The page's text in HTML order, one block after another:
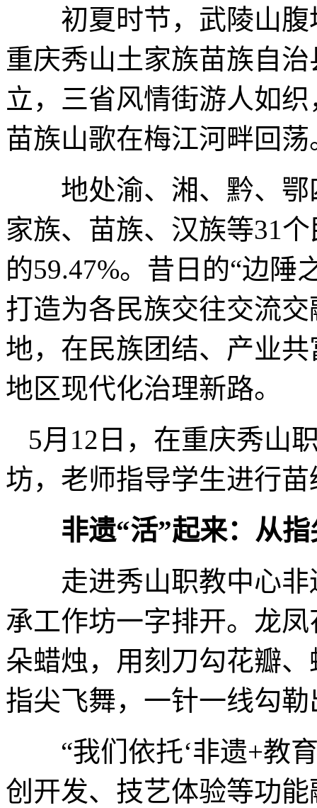
初夏时节，武陵山腹
重庆秀山土家族苗族自
立，三省风情街游人如
苗族山歌在梅江河畔回荡
地处渝、湘、黔、鄂
家族、苗族、汉族等31
的59.47%。昔日的“边陲
打造为各民族交往交流
地，在民族团结、产业
地区现代化治理新路。
5月12日，在重庆秀山
坊，老师指导学生进行
非遗“活”起来：从指
走进秀山职教中心非
承工作坊一字排开。龙
朵蜡烛，用刻刀勾花瓣
指尖飞舞，一针一线勾
“我们依托‘非遗+教育
创开发、技艺体验等功